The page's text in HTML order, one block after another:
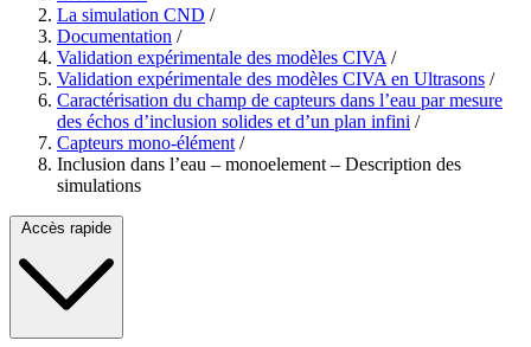
La simulation CND /
Documentation /
Validation expérimentale des modèles CIVA /
Validation expérimentale des modèles CIVA en Ultrasons /
Caractérisation du champ de capteurs dans l’eau par mesure
des échos d’inclusion solides et d’un plan infini /
Capteurs mono-élément /
Inclusion dans l’eau – monoelement – Description des
simulations
Accès rapide